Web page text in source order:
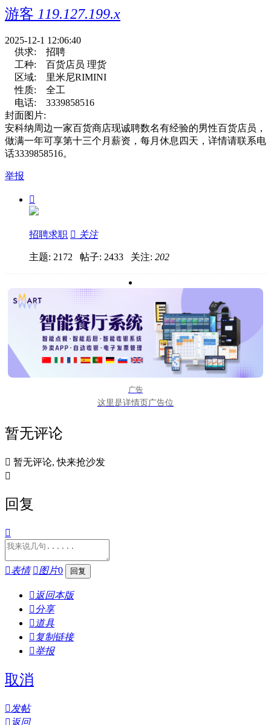
游客 119.127.199.x
2025-12-1 12:06:40
供求:
招聘
工种:
百货店员 理货
区域:
里米尼RIMINI
性质:
全工
电话:
3339858516
封面图片:
安科纳周边一家百货商店现诚聘数名有经验的男性百货店员，
做满一年可享第十三个月薪资，每月休息四天，详情请联系电
话3339858516。
举报

招聘求职  关注
主题: 2172 帖子: 2433 关注: 202
广告
这里是详情页广告位
暂无评论
 暂无评论, 快来抢沙发

回复

表情 图片0
 返回本版
分享
 道具
 复制链接
举报
取消
发帖
 返回